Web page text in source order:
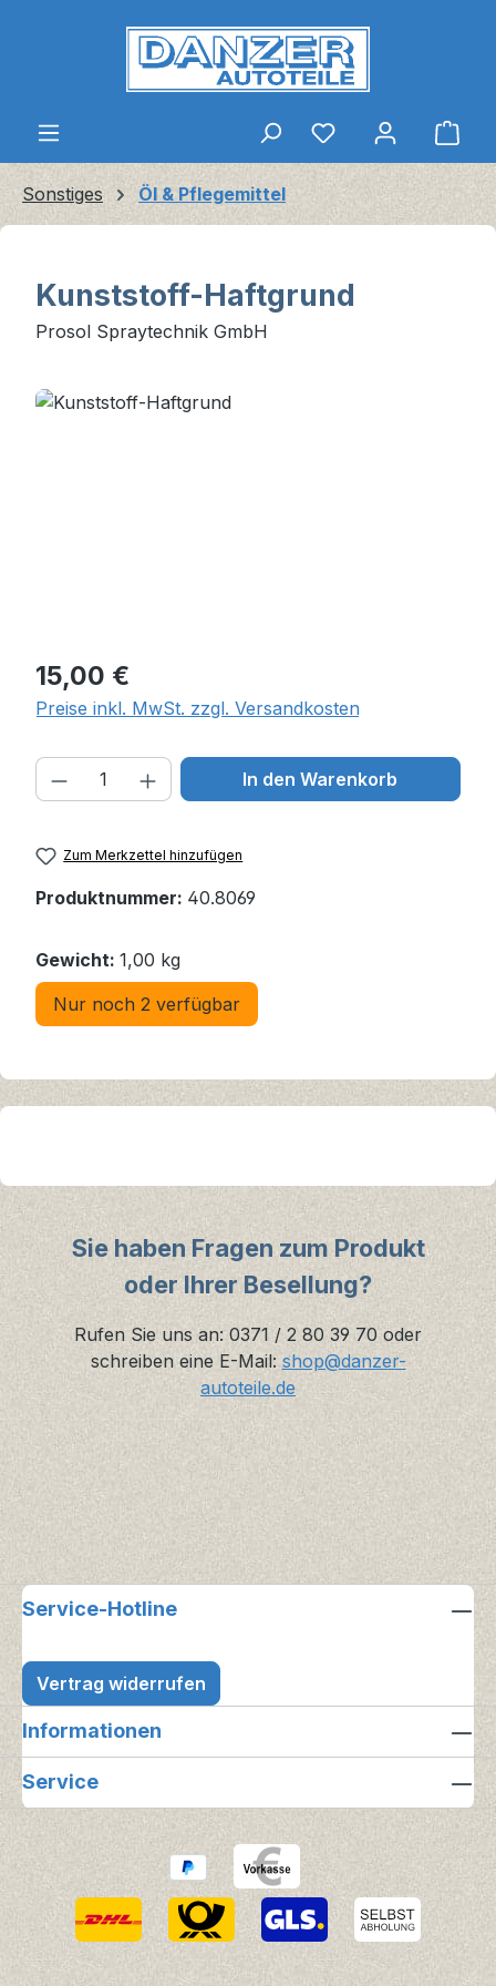
Zum Hauptinhalt springen
Sonstiges Öl & Pflegemittel
Kunststoff-Haftgrund
Prosol Spraytechnik GmbH
Bildergalerie überspringen
Regulärer Preis:
15,00 €
Preise inkl. MwSt. zzgl. Versandkosten
Produkt Anzahl: Gib den
In den Warenkorb
Zum Merkzettel hinzufügen
Produktnummer: 40.8069
Gewicht: 1,00 kg
Nur noch 2 verfügbar
Sie haben Fragen zum Produkt
oder Ihrer Besellung?
Rufen Sie uns an: 0371 / 2 80 39 70 oder
schreiben eine E-Mail: shop@danzer-
autoteile.de
Service-Hotline
Vertrag widerrufen
Informationen
Service